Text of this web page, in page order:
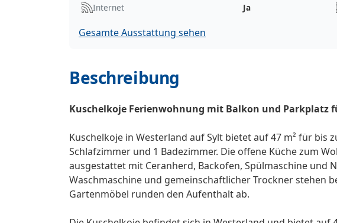
Internet Ja
Gesamte Ausstattung sehen
Beschreibung
Kuschelkoje Ferienwohnung mit Balkon und Parkplatz
Kuschelkoje in Westerland auf Sylt bietet auf 47 m² für bis
Schlafzimmer und 1 Badezimmer. Die offene Küche zum
ausgestattet mit Ceranherd, Backofen, Spülmaschine und
Waschmaschine und gemeinschaftlicher Trockner stehen
Gartenmöbel runden den Aufenthalt ab.